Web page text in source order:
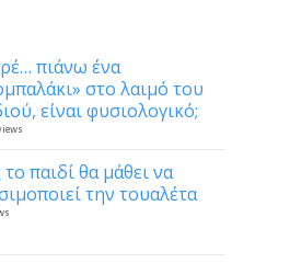
πιάνω ένα
στο λαιμό του
είναι φυσιολογικό;
παιδί θα μάθει να
την τουαλέτα